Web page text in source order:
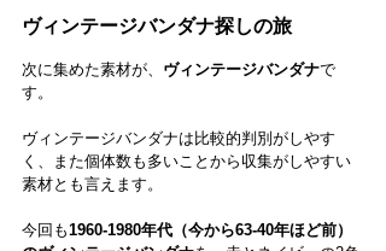
ヴィンテージバンダナ探しの旅
次に集めた素材が、 ヴィンテージバンダナで
す。
ヴィンテージバンダナは比較的判別がしやす
く、また個体数も多いことから収集がしやすい
素材とも言えます。
今回も1960-1980年代（今から63-40年ほど前）